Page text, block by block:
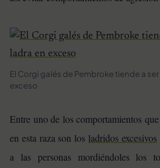
El Corgi galés de Pembroke tiende a
exceso
Entre uno de los comportamientos
en esta raza son los ladridos excesivos
a las personas mordiéndoles los